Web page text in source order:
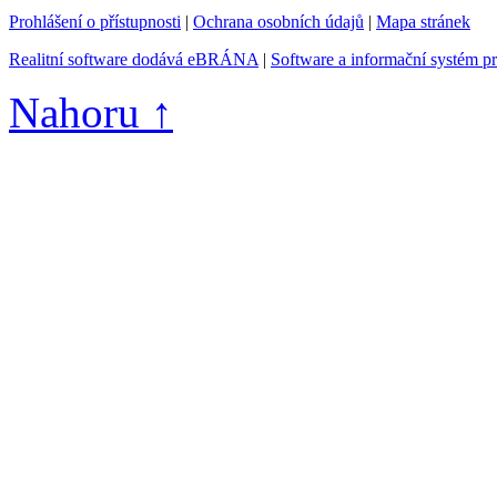
Prohlášení o přístupnosti | Ochrana osobních údajů | Mapa stránek
Realitní software dodává eBRÁNA | Software a informační systém
Nahoru ↑